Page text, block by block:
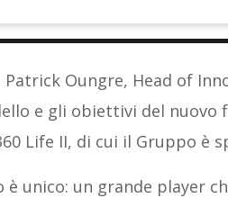
Oungre, Head of
e gli obiettivi del nuovo
Life II, di cui il Gruppo è
unico: un grande player